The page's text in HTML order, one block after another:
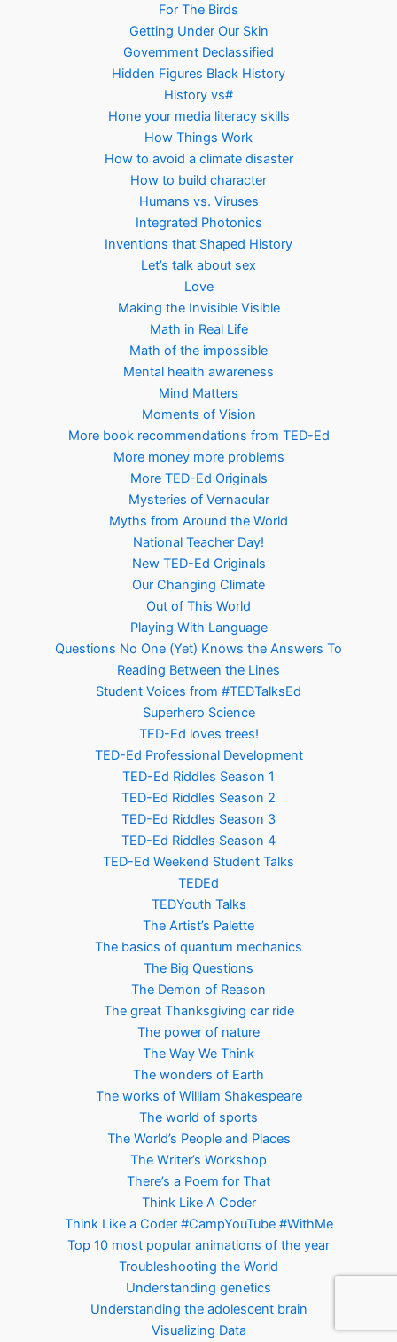
For The Birds
Getting Under Our Skin
Government Declassified
Hidden Figures Black History
History vs#
Hone your media literacy skills
How Things Work
How to avoid a climate disaster
How to build character
Humans vs. Viruses
Integrated Photonics
Inventions that Shaped History
Let’s talk about sex
Love
Making the Invisible Visible
Math in Real Life
Math of the impossible
Mental health awareness
Mind Matters
Moments of Vision
More book recommendations from TED-Ed
More money more problems
More TED-Ed Originals
Mysteries of Vernacular
Myths from Around the World
National Teacher Day!
New TED-Ed Originals
Our Changing Climate
Out of This World
Playing With Language
Questions No One (Yet) Knows the Answers To
Reading Between the Lines
Student Voices from #TEDTalksEd
Superhero Science
TED-Ed loves trees!
TED-Ed Professional Development
TED-Ed Riddles Season 1
TED-Ed Riddles Season 2
TED-Ed Riddles Season 3
TED-Ed Riddles Season 4
TED-Ed Weekend Student Talks
TEDEd
TEDYouth Talks
The Artist’s Palette
The basics of quantum mechanics
The Big Questions
The Demon of Reason
The great Thanksgiving car ride
The power of nature
The Way We Think
The wonders of Earth
The works of William Shakespeare
The world of sports
The World’s People and Places
The Writer’s Workshop
There’s a Poem for That
Think Like A Coder
Think Like a Coder #CampYouTube #WithMe
Top 10 most popular animations of the year
Troubleshooting the World
Understanding genetics
Understanding the adolescent brain
Visualizing Data